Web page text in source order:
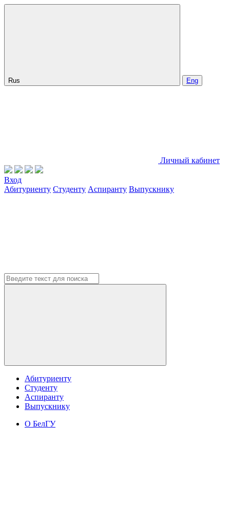
Rus Eng
Личный кабинет
Вход
Абитуриенту Студенту Аспиранту Выпускнику
Абитуриенту
Студенту
Аспиранту
Выпускнику
О БелГУ